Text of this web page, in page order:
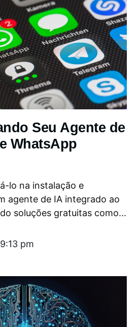
Seu Agente de
WhatsApp
lo na instalação e
agente de IA integrado ao
soluções gratuitas como...
9:13 pm